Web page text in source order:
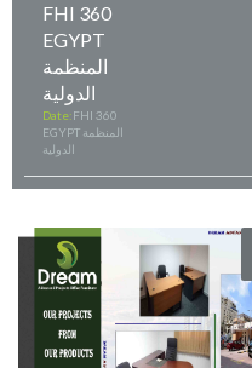
FHI 360
EGYPT
المنظمة
الدولية
Date:FHI 360
EGYPT المنظمة
الدولية